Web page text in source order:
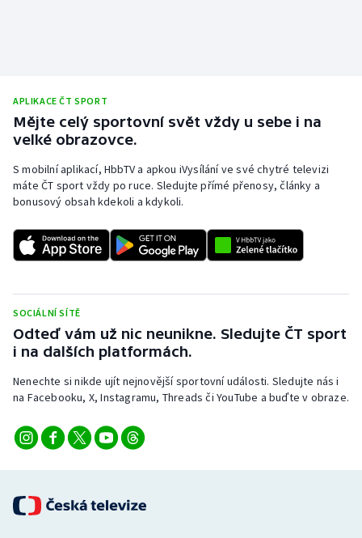
APLIKACE ČT SPORT
Mějte celý sportovní svět vždy u sebe i na
velké obrazovce.
S mobilní aplikací, HbbTV a apkou iVysílání ve své chytré televizi
máte ČT sport vždy po ruce. Sledujte přímé přenosy, články a
bonusový obsah kdekoli a kdykoli.
SOCIÁLNÍ SÍTĚ
Odteď vám už nic neunikne. Sledujte ČT sport
i na dalších platformách.
Nenechte si nikde ujít nejnovější sportovní události. Sledujte nás i
na Facebooku, X, Instagramu, Threads či YouTube a buďte v obraze.